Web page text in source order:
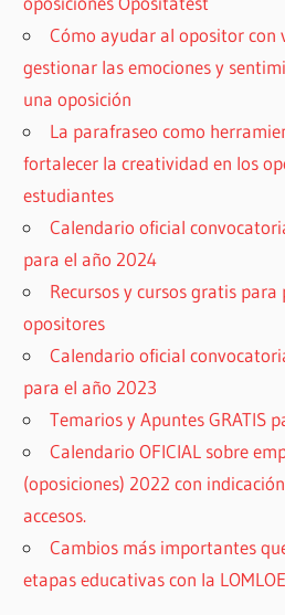
Cómo ayudar al opositor con
gestionar las emociones y
una oposición
La parafraseo como
fortalecer la creatividad en los
estudiantes
Calendario oficial
para el año 2024
Recursos y cursos gratis
opositores
Calendario oficial
para el año 2023
Temarios y Apuntes GRATIS
Calendario OFICIAL sobre
(oposiciones) 2022 con
accesos.
Cambios más importantes
etapas educativas con la LOMLOE